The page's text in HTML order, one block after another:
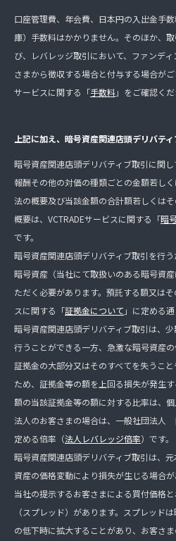
口座管理費、年会費、日本円の入出金手
庫）手数料はかかりません。そのほか、
び、レバレッジ取引において、ファンデ
さまから徴収する場合と付与する場合が
サービスに関する「手数料」をご確認くだ
上記に加え、暗号資産関連店頭デリバテ
暗号資産関連店頭デリバティブ取引に関し
報酬その他の対価の種類ごとの金額若し
法の概要及び当該金額の合計額若しくは
概要は、VCTRADEサービスに関する「暗
です。
暗号資産関連店頭デリバティブ取引を行
暗号資産（当社にて取扱いのある暗号資
ただく必要があります。預託する額又は
スに関する「証拠金について 」に定める通
暗号資産関連店頭デリバティブ取引は、
行うことができる一方、急激な暗号資産
証拠金の大部分又はそのすべてを失うこ
ため、証拠金等の額を上回る損失が発生
額の当該証拠金等の額に対する比率は、
法人のお客さまの場合は、一般社団法人
定める倍率（法人レバレッジ倍率）です。
暗号資産関連店頭デリバティブ取引は、
資産の価格変動により損失が生じる場合が
当社の提示するお客さまによる買付価格
（スプレッド）があります。スプレッド
の低下時に拡大することがあり、お客さ